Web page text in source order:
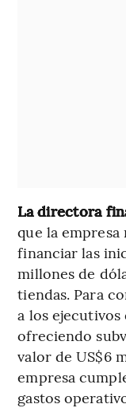
La directora
que la
financiar las
millones de
tiendas. Para
a los
ofreciendo
valor de US$6
empresa
gastos